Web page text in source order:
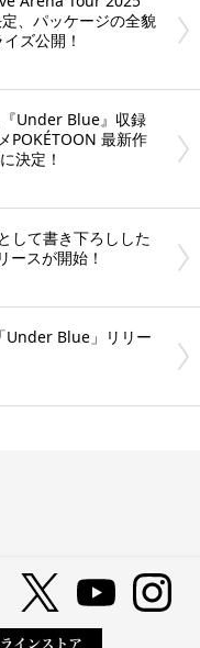
、パッケージの全貌
ズ公開！
Under Blue』収録
最新作
決定！
して書き下ろしした
ースが開始！
Under Blue」リリー